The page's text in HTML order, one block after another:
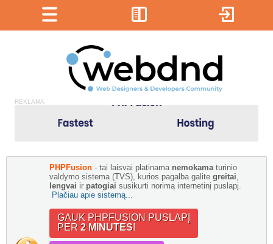
REKLAMA
PHPFusion - tai laisvai platinama nemokama turinio
valdymo sistema (TVS), kurios pagalba galite greitai
lengvai ir patogiai susikurti norimą internetinį puslapį.
Plačiau apie sistemą...
GAUK PHPFUSION PUSLAPĮ
PER 2 MINUTES!